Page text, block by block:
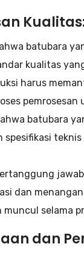
batubara
kualitas
harus
pemrosesan
batubara
spesifikasi
dan
selama
dan